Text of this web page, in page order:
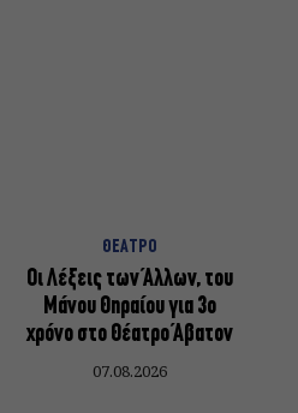
ΘΕΑΤΡΟ
Οι Λέξεις των Άλλων, του
Μάνου Θηραίου για 3ο
χρόνο στο Θέατρο Άβατον
07.08.2026